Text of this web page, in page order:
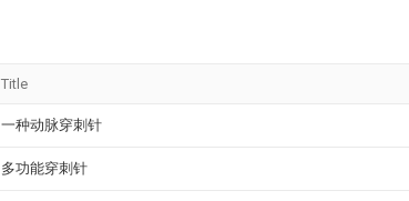
Title
一种动脉穿刺针
多功能穿刺针